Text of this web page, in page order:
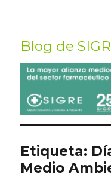
Blog de
Etiqueta:
Medio